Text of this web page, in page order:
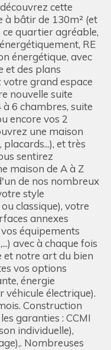
cette
à bâtir de 130m² (et
quartier agréable,
RE
énergétique, avec
et des plans
votre grand espace
nouvelle suite
à 6 chambres, suite
encore vos 2
une maison
et très
sentirez
maison de A à Z
de nos nombreux
style
classique), votre
annexes
équipements
avec à chaque fois
et notre art du bien
vos options
énergie
véhicule électrique).
Construction
garanties : CCMI
individuelle),
Nombreuses